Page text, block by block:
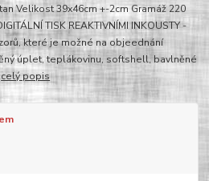
Velikost 39x46cm +-2cm Gramáž 220
TISK REAKTIVNÍMI INKOUSTY -
které je možné na objeednání
úplet, teplákovinu, softshell, bavlněné
celý popis